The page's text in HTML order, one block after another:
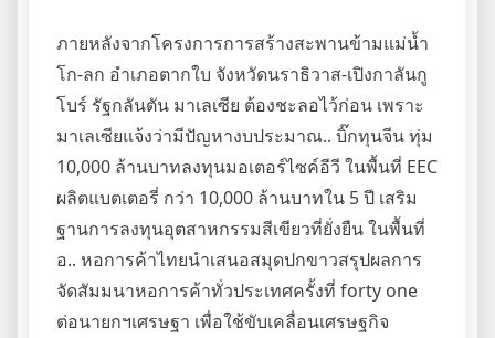
ภายหลังจากโครงการการสร้างสะพานข้ามแม่น้ำ
โก-ลก อำเภอตากใบ จังหวัดนราธิวาส-เปิงกาลันกู
โบร์ รัฐกลันตัน มาเลเซีย ต้องชะลอไว้ก่อน เพราะ
มาเลเซียแจ้งว่ามีปัญหางบประมาณ.. บิ๊กทุนจีน ทุ่ม
10,000 ล้านบาทลงทุนมอเตอร์ไซค์อีวี ในพื้นที่ EEC
ผลิตแบตเตอรี่ กว่า 10,000 ล้านบาทใน 5 ปี เสริม
ฐานการลงทุนอุตสาหกรรมสีเขียวที่ยั่งยืน ในพื้นที่
อ.. หอการค้าไทยนำเสนอสมุดปกขาวสรุปผลการ
จัดสัมมนาหอการค้าทั่วประเทศครั้งที่ forty one
ต่อนายกฯเศรษฐา เพื่อใช้ขับเคลื่อนเศรษฐกิจ